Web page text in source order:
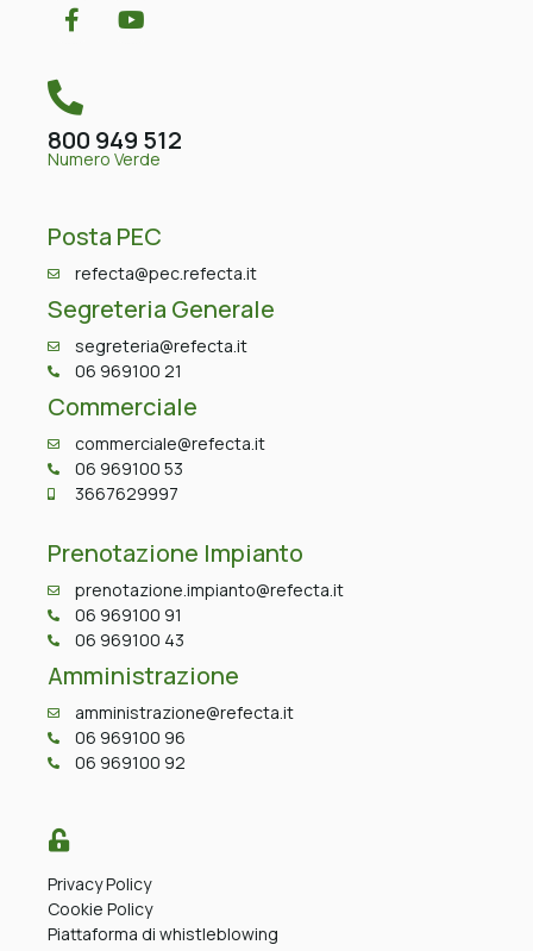
800 949 512
Numero Verde
Posta PEC
refecta@pec.refecta.it
Segreteria Generale
segreteria@refecta.it
06 969100 21
Commerciale
commerciale@refecta.it
06 969100 53
3667629997
Prenotazione Impianto
prenotazione.impianto@refecta.it
06 969100 91
06 969100 43
Amministrazione
amministrazione@refecta.it
06 969100 96
06 969100 92
Privacy Policy
Cookie Policy
Piattaforma di whistleblowing